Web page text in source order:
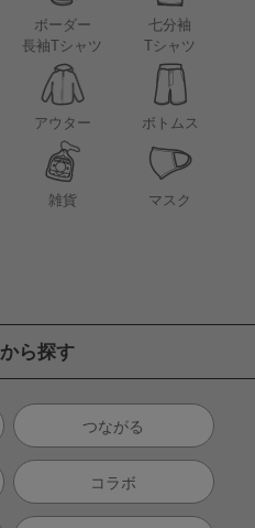
ボーダー
長袖Tシャツ
七分袖
Tシャツ
アウター ボトムス
雑貨 マスク
ら探す
つながる
コラボ